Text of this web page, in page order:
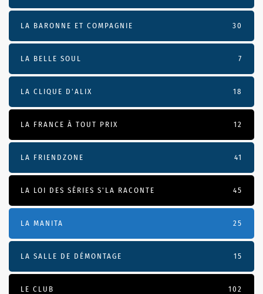
LA BARONNE ET COMPAGNIE 30
LA BELLE SOUL 7
LA CLIQUE D'ALIX 18
LA FRANCE À TOUT PRIX 12
LA FRIENDZONE 41
LA LOI DES SÉRIES S'LA RACONTE 45
LA MANITA 25
LA SALLE DE DÉMONTAGE 15
LE CLUB 102